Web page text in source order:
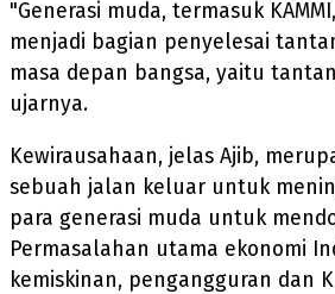
"Generasi muda, termasuk
menjadi bagian penyelesai
masa depan bangsa, yaitu
ujarnya.
Kewirausahaan, jelas Ajib,
sebuah jalan keluar untuk
para generasi muda untuk
Permasalahan utama ekonomi
kemiskinan, pengangguran dan K